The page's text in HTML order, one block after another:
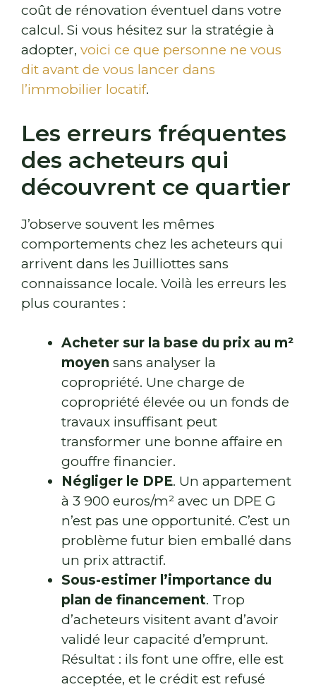
coût de rénovation éventuel dans votre
calcul. Si vous hésitez sur la stratégie à
adopter, voici ce que personne ne vous
dit avant de vous lancer dans
l’immobilier locatif.
Les erreurs fréquentes
des acheteurs qui
découvrent ce quartier
J’observe souvent les mêmes
comportements chez les acheteurs qui
arrivent dans les Juilliottes sans
connaissance locale. Voilà les erreurs les
plus courantes :
Acheter sur la base du prix au m²
moyen sans analyser la
copropriété. Une charge de
copropriété élevée ou un fonds de
travaux insuffisant peut
transformer une bonne affaire en
gouffre financier.
Négliger le DPE. Un appartement
à 3 900 euros/m² avec un DPE G
n’est pas une opportunité. C’est un
problème futur bien emballé dans
un prix attractif.
Sous-estimer l’importance du
plan de financement. Trop
d’acheteurs visitent avant d’avoir
validé leur capacité d’emprunt.
Résultat : ils font une offre, elle est
acceptée, et le crédit est refusé